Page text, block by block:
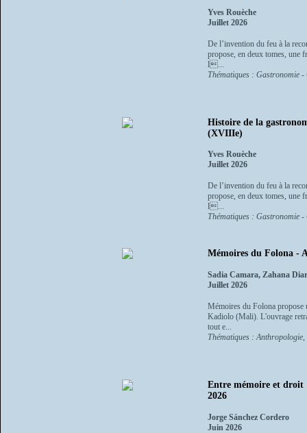
Yves Rouèche
Juillet 2026
De l’invention du feu à la
propose, en deux tomes, une
l...
Thématiques : Gastronomie
Histoire de la
(XVIIIe)
Yves Rouèche
Juillet 2026
De l’invention du feu à la
propose, en deux tomes, une
l...
Thématiques : Gastronomie
Mémoires du Folona -
Sadia Camara, Zahana
Juillet 2026
Mémoires du Folona propose
Kadiolo (Mali). L'ouvrage
tout e...
Thématiques :
Entre mémoire et droit
2026
Jorge Sánchez Cordero
Juin 2026